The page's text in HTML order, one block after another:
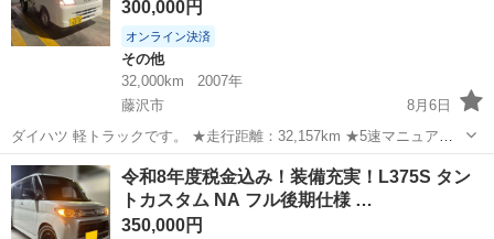
300,000円
オンライン決済
その他
32,000km
2007年
藤沢市
8月6日
ダイハツ 軽トラックです。 ★走行距離：32,157km ★5速マニュアル
（MT） ★エアコン ★パワーステアリング ★車検：2027年3月30日ま
で 低走行で、走行状態・機関ともに良好です。 エンジン、ミッショ
ン、エア...
神奈川 藤沢市 その他
令和8年度税金込み！装備充実！L375S タン
トカスタム NA フル後期仕様 …
350,000円